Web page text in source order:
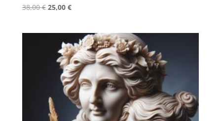
38,00€ Le
était :
38,00 €.
25,00 €Le
est :
25,00 €.